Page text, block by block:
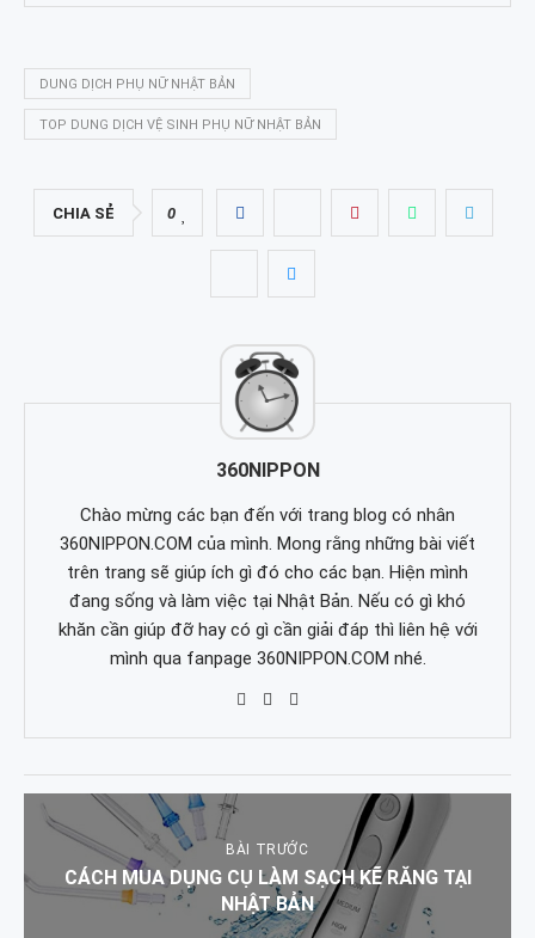
DUNG DỊCH PHỤ NỮ NHẬT BẢN
TOP DUNG DỊCH VỆ SINH PHỤ NỮ NHẬT BẢN
CHIA SẺ 0
360NIPPON
Chào mừng các bạn đến với trang blog có nhân
360NIPPON.COM của mình. Mong rằng những bài viết
trên trang sẽ giúp ích gì đó cho các bạn. Hiện mình
đang sống và làm việc tại Nhật Bản. Nếu có gì khó
khăn cần giúp đỡ hay có gì cần giải đáp thì liên hệ với
mình qua fanpage 360NIPPON.COM nhé.
BÀI TRƯỚC
CÁCH MUA DỤNG CỤ LÀM SẠCH KẼ RĂNG TẠI
NHẬT BẢN